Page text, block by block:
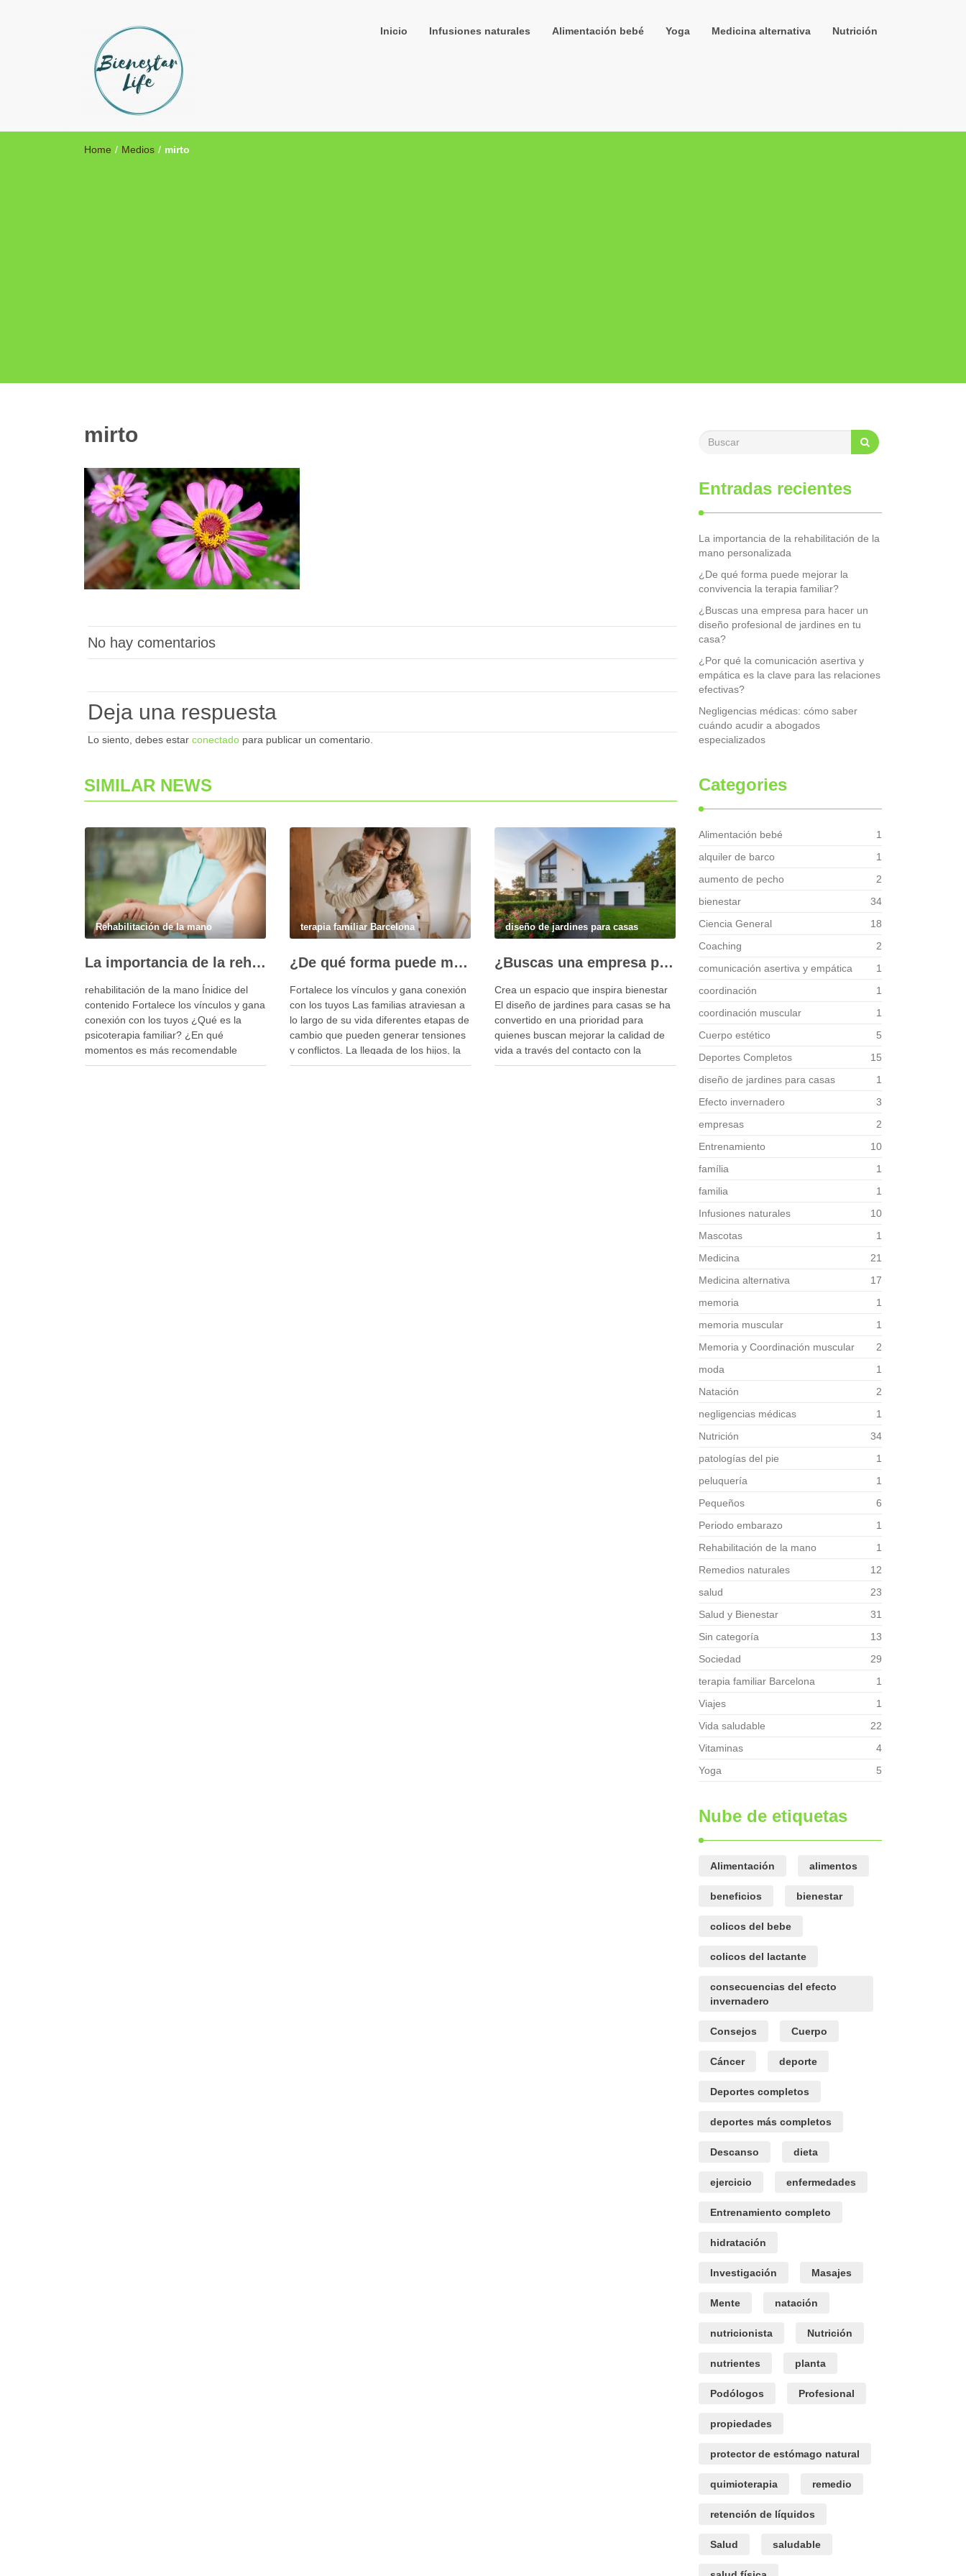
Inicio Infusiones naturales Alimentación bebé Yoga Medicina alternativa Nutrición
Home / Medios / mirto
mirto
No hay comentarios
Deja una respuesta
Lo siento, debes estar conectado para publicar un comentario.
SIMILAR NEWS
Rehabilitación de la mano
La importancia de la rehabilitación de la mano personalizada
rehabilitación de la mano Ínidice del
contenido Fortalece los vínculos y gana
conexión con los tuyos ¿Qué es la
psicoterapia familiar? ¿En qué
momentos es más recomendable
acudir a una terapia familiar? La
terapia familiar Barcelona
¿De qué forma puede mejorar la convivencia la terapia familiar?
Fortalece los vínculos y gana conexión
con los tuyos Las familias atraviesan a
lo largo de su vida diferentes etapas de
cambio que pueden generar tensiones
y conflictos. La llegada de los hijos, la
adolescencia, una separación, una
diseño de jardines para casas
¿Buscas una empresa para hacer un diseño profesional de jardines en tu casa?
Crea un espacio que inspira bienestar
El diseño de jardines para casas se ha
convertido en una prioridad para
quienes buscan mejorar la calidad de
vida a través del contacto con la
naturaleza. Un jardín bien planificado
Entradas recientes
La importancia de la rehabilitación de la
mano personalizada
¿De qué forma puede mejorar la
convivencia la terapia familiar?
¿Buscas una empresa para hacer un
diseño profesional de jardines en tu
casa?
¿Por qué la comunicación asertiva y
empática es la clave para las relaciones
efectivas?
Negligencias médicas: cómo saber
cuándo acudir a abogados
especializados
Categories
Alimentación bebé
1
alquiler de barco
1
aumento de pecho
2
bienestar
34
Ciencia General
18
Coaching
2
comunicación asertiva y empática
1
coordinación
1
coordinación muscular
1
Cuerpo estético
5
Deportes Completos
15
diseño de jardines para casas
1
Efecto invernadero
3
empresas
2
Entrenamiento
10
família
1
familia
1
Infusiones naturales
10
Mascotas
1
Medicina
21
Medicina alternativa
17
memoria
1
memoria muscular
1
Memoria y Coordinación muscular
2
moda
1
Natación
2
negligencias médicas
1
Nutrición
34
patologías del pie
1
peluquería
1
Pequeños
6
Periodo embarazo
1
Rehabilitación de la mano
1
Remedios naturales
12
salud
23
Salud y Bienestar
31
Sin categoría
13
Sociedad
29
terapia familiar Barcelona
1
Viajes
1
Vida saludable
22
Vitaminas
4
Yoga
5
Nube de etiquetas
Alimentación alimentos
beneficios bienestar
colicos del bebe
colicos del lactante
consecuencias del efecto
invernadero
Consejos Cuerpo
Cáncer deporte
Deportes completos
deportes más completos
Descanso dieta
ejercicio enfermedades
Entrenamiento completo
hidratación
Investigación Masajes
Mente natación
nutricionista Nutrición
nutrientes planta
Podólogos Profesional
propiedades
protector de estómago natural
quimioterapia remedio
retención de líquidos
Salud saludable